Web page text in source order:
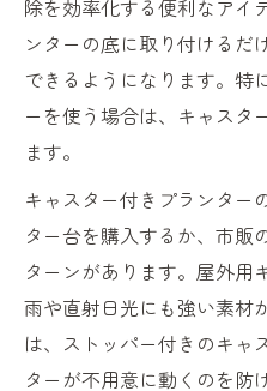
除を効率化する便利なアイ
ンターの底に取り付けるだ
できるようになります。特
ーを使う場合は、キャスタ
ます。
キャスター付きプランター
ター台を購入するか、市販
ターンがあります。屋外用
雨や直射日光にも強い素材
は、ストッパー付きのキャ
ターが不用意に動くのを防